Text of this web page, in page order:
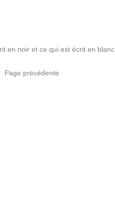
en noir et ce qui est écrit en blanc
Page précédente